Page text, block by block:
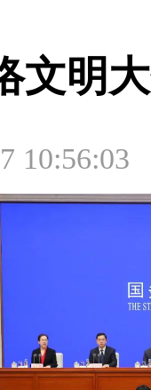
文明
10:56:03